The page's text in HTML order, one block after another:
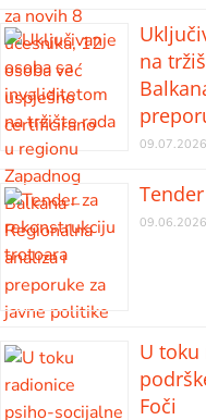
na
09.07.2026
09.06.2026
U
Foči